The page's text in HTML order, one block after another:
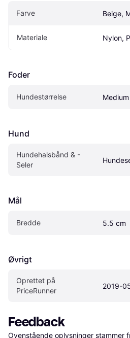
Farve Beige,
Materiale Nylon,
Foder
Hundestørrelse
Hund
Hundehalsbånd & -
Seler
Mål
Bredde 5.5 cm
Øvrigt
Oprettet på
PriceRunner
2019-
Feedback
Ovenstående oplysninger stammer